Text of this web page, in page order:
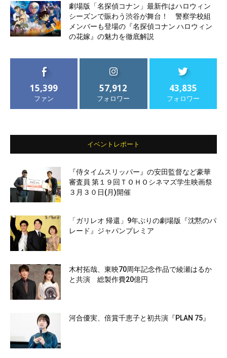
劇場版「名探偵コナン」最新作はハロウィン
シーズンで賑わう渋谷が舞台！ 警察学校組
メンバーも登場の『名探偵コナン ハロウィン
の花嫁』の魅力を徹底解説
15,399
ファン
57,912
フォロワー
43,835
フォロワー
イベントレポート
『侍タイムスリッパー』の安田監督など豪華
審査員 第１９回ＴＯＨＯシネマズ学生映画祭
３月３０日(月)開催
「ガリレオ 帰還」9年ぶりの劇場版『沈黙のパ
レード』ジャパンプレミア
木村拓哉、東映70周年記念作品で綾瀬はるか
と共演 総製作費20億円
河合優実、倍賞千恵子と初共演『PLAN 75』